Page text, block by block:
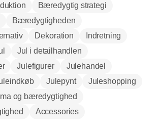
Bæredygtig strategi
Bæredygtigheden
Dekoration
Indretning
Jul i detailhandlen
Julefigurer
Julehandel
Julepynt
Juleshopping
og bæredygtighed
Accessories